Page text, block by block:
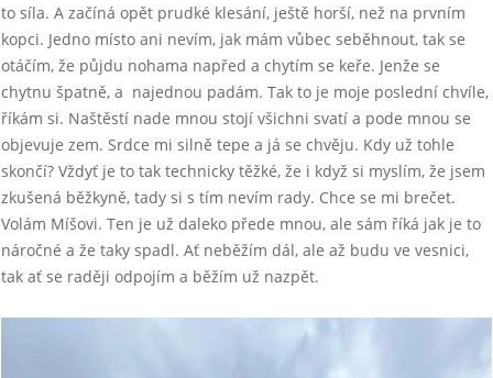
to síla. A začíná opět prudké klesání, ještě horší, než na prvním
kopci. Jedno místo ani nevím, jak mám vůbec seběhnout, tak se
otáčím, že půjdu nohama napřed a chytím se keře. Jenže se
chytnu špatně, a najednou padám. Tak to je moje poslední chvíle,
říkám si. Naštěstí nade mnou stojí všichni svatí a pode mnou se
objevuje zem. Srdce mi silně tepe a já se chvěju. Kdy už tohle
skončí? Vždyť je to tak technicky těžké, že i když si myslím, že jsem
zkušená běžkyně, tady si s tím nevím rady. Chce se mi brečet.
Volám Míšovi. Ten je už daleko přede mnou, ale sám říká jak je to
náročné a že taky spadl. Ať neběžím dál, ale až budu ve vesnici,
tak ať se raději odpojím a běžím už nazpět.